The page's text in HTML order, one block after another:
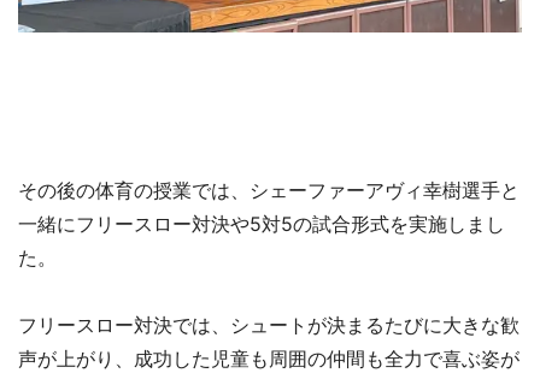
その後の体育の授業では、シェーファーアヴィ幸樹選手と
一緒にフリースロー対決や5対5の試合形式を実施しまし
た。
フリースロー対決では、シュートが決まるたびに大きな歓
声が上がり、成功した児童も周囲の仲間も全力で喜ぶ姿が